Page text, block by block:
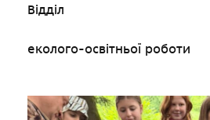
Відділ
еколого-освітньої роботи